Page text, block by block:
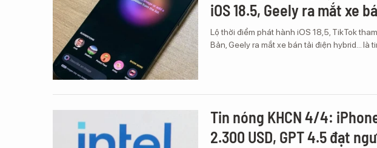
iOS 18.5, Geely ra mắt xe
Lộ thời điểm phát hành iOS 18,5, TikTok
Bản, Geely ra mắt xe bán tải điện hybrid... là
Tin nóng KHCN 4/4:
2.300 USD, GPT 4.5 đạt